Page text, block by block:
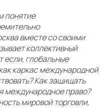
понятие
вместе со своими
коллективный
если, глобальные
каркас международной
Как защищать
международное право?
мировой торговли,